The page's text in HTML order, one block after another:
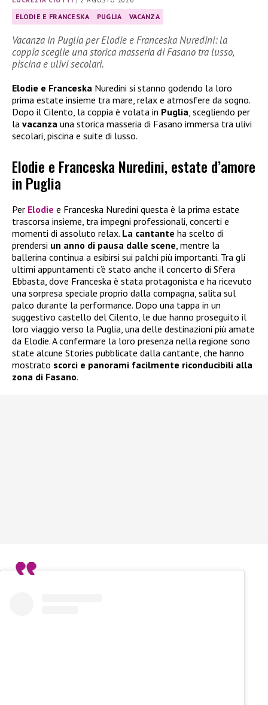
ELODIE E FRANCESKA PUGLIA VACANZA
Vacanza in Puglia per Elodie e Franceska Nuredini: la
coppia sceglie una storica masseria di Fasano tra lusso,
piscina e ulivi secolari.
Elodie e Franceska Nuredini si stanno godendo la loro
prima estate insieme tra mare, relax e atmosfere da sogno.
Dopo il Cilento, la coppia è volata in Puglia, scegliendo per
la vacanza una storica masseria di Fasano immersa tra ulivi
secolari, piscina e suite di lusso.
Elodie e Franceska Nuredini, estate d’amore
in Puglia
Per Elodie e Franceska Nuredini questa è la prima estate
trascorsa insieme, tra impegni professionali, concerti e
momenti di assoluto relax. La cantante ha scelto di
prendersi un anno di pausa dalle scene , mentre la
ballerina continua a esibirsi sui palchi più importanti. Tra gli
ultimi appuntamenti c’è stato anche il concerto di Sfera
Ebbasta, dove Franceska è stata protagonista e ha ricevuto
una sorpresa speciale proprio dalla compagna, salita sul
palco durante la performance. Dopo una tappa in un
suggestivo castello del Cilento, le due hanno proseguito il
loro viaggio verso la Puglia, una delle destinazioni più amate
da Elodie. A confermare la loro presenza nella regione sono
state alcune Stories pubblicate dalla cantante, che hanno
mostrato scorci e panorami facilmente riconducibili alla
zona di Fasano.